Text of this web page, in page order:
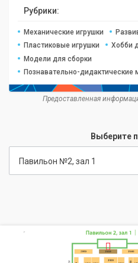
Рубрики:
Механические игрушки
Пластиковые игрушки
Хобби
Модели для сборки
Познавательно-дидактические
Предоставленная
Выберите
Павильон №2, зал 1